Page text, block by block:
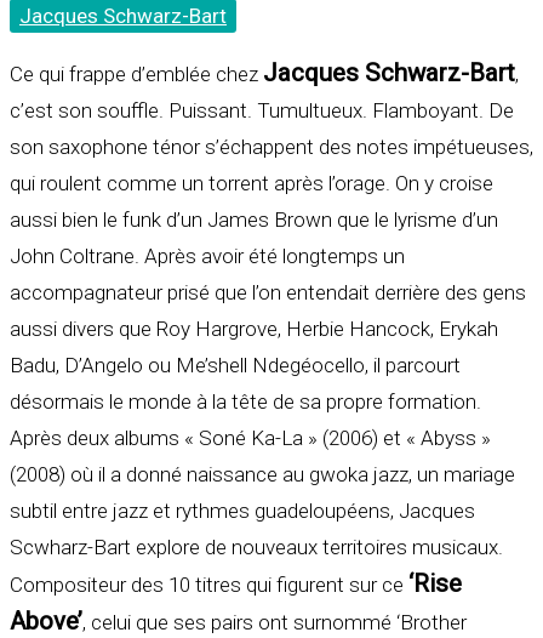
Jacques Schwarz-Bart
Ce qui frappe d’emblée chez Jacques Schwarz-Bart,
c’est son souffle. Puissant. Tumultueux. Flamboyant. De
son saxophone ténor s’échappent des notes impétueuses,
qui roulent comme un torrent après l’orage. On y croise
aussi bien le funk d’un James Brown que le lyrisme d’un
John Coltrane. Après avoir été longtemps un
accompagnateur prisé que l’on entendait derrière des gens
aussi divers que Roy Hargrove, Herbie Hancock, Erykah
Badu, D’Angelo ou Me’shell Ndegéocello, il parcourt
désormais le monde à la tête de sa propre formation.
Après deux albums « Soné Ka-La » (2006) et « Abyss »
(2008) où il a donné naissance au gwoka jazz, un mariage
subtil entre jazz et rythmes guadeloupéens, Jacques
Scwharz-Bart explore de nouveaux territoires musicaux.
Compositeur des 10 titres qui figurent sur ce ‘Rise
Above’, celui que ses pairs ont surnommé ‘Brother